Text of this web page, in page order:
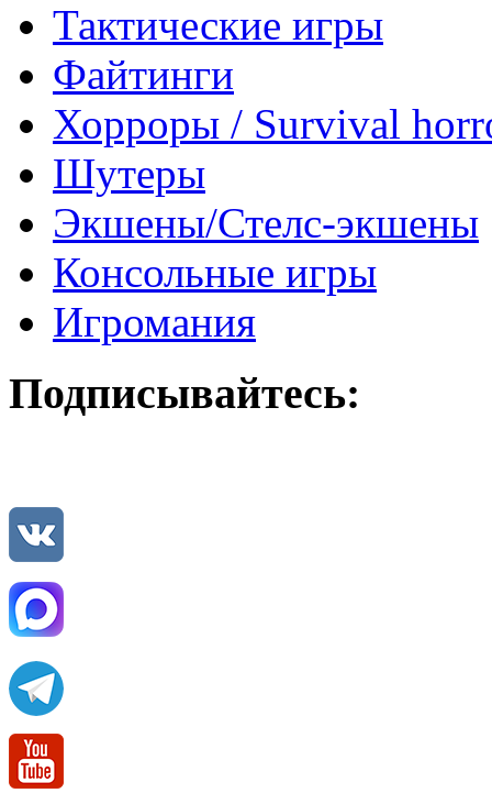
Тактические игры
Файтинги
Хорроры / Survival
Шутеры
Экшены/Стелс-экшены
Консольные игры
Игромания
Подписывайтесь: